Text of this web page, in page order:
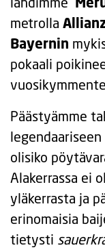
metrolla
Bayernin
pokaali
Päästyämme
legendaariseen
olisiko
Alakerrassa ei
yläkerrasta ja
erinomaisia
tietysti